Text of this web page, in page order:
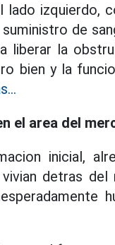
lado izquierdo,
de
liberar la
bien y la
el area del
inicial,
detras